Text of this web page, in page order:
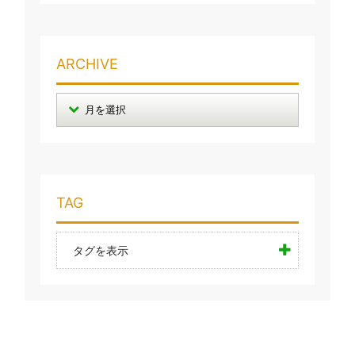
ARCHIVE
TAG
タグを表示